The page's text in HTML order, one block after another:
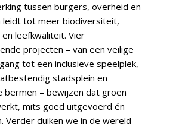
tussen burgers, overheid en
leidt tot meer biodiversiteit,
leefkwaliteit. Vier
projecten – van een veilige
tot een inclusieve speelplek,
stadsplein en
bermen – bewijzen dat groen
mits goed uitgevoerd én
Verder duiken we in de wereld